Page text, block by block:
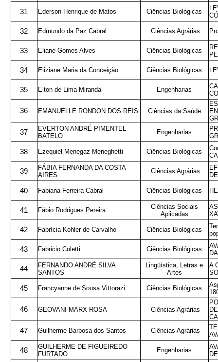
31 Ederson Henrique de Matos Ciências Biológicas
32 Edmundo da Paz Cabral Ciências Agrárias
33 Eliane Gomes Alves Ciências Biológicas
34 Eliziane Maria da Conceição Ciências Biológicas
35 Elton de Lima Miranda Engenharias
36 EMANUELLE RONDON DOS REIS Ciências da Saúde
37
EVERTON ANDRÉ PIMENTEL
BATELO
Engenharias
38 Ezequiel Menegaz Meneghetti Ciências Biológicas
39
FÁBIA FERNANDA DA COSTA
AIRES
Ciências Agrárias
40 Fabiana Ferreira Cabral Ciências Biológicas
41 Fábio Rodrigues Pereira
Ciências Sociais
Aplicadas
42 Fabrícia Kohler de Carvalho Ciências Biológicas
43 Fabricio Coletti Ciências Biológicas
44
FERNANDO ANDRÉ SILVA
SANTOS
Lingüística, Letras e
Artes
A
45 Francyanne de Sousa Vittorazi Ciências Biológicas
46 GEOVANI MARX ROSA Ciências Agrárias
47 Guilherme Barbosa dos Santos Ciências Agrárias
48
GUILHERME DE FIGUEIREDO
FURTADO
Engenharias